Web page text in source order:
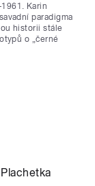
Karin
paradigma
historii stále
o „černé